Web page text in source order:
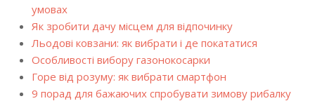
умовах
Як зробити дачу місцем для відпочинку
Льодові ковзани: як вибрати і де покататися
Особливості вибору газонокосарки
Горе від розуму: як вибрати смартфон
9 порад для бажаючих спробувати зимову рибалку